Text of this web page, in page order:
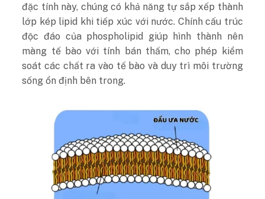
đặc tính này, chúng có khả năng tự sắp xếp thành
lớp kép lipid khi tiếp xúc với nước. Chính cấu trúc
độc đáo của phospholipid giúp hình thành nên
màng tế bào với tính bán thấm, cho phép kiểm
soát các chất ra vào tế bào và duy trì môi trường
sống ổn định bên trong.